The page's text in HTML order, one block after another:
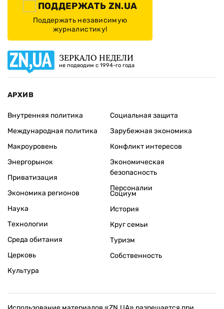
ПОДДЕРЖАТЬ ZN.UA
Поддержать независимую
журналистику!
ЗЕРКАЛО НЕДЕЛИ
не подводим с 1994-го года
АРХИВ
Внутренняя политика
Международная политика
Макроуровень
Энергорынок
Приватизация
Экономика регионов
Социальная защита
Зарубежная экономика
Конфликт интересов
Экономическая
безопасность
Персоналии
Наука
Технологии
Среда обитания
Церковь
Культура
Социум
История
Круг семьи
Туризм
Собственность